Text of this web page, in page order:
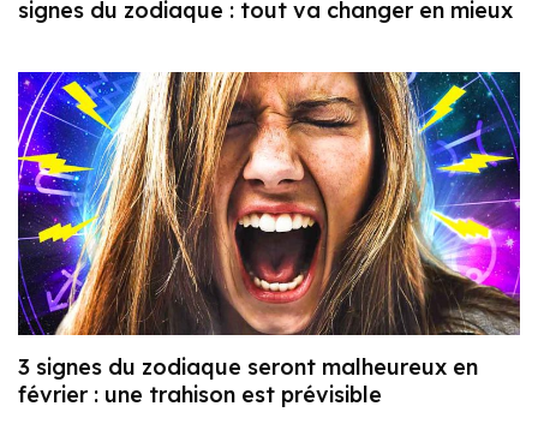
signes du zodiaque : tout va changer en mieux
3 signes du zodiaque seront malheureux en
février : une trahison est prévisible